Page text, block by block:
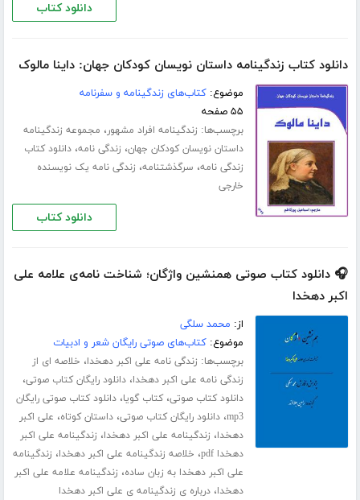
دانلود کتاب
دانلود کتاب زندگینامه داستان نویسان کودکان جهان: داینا مالوک
موضوع:کتاب‌های زندگینامه و سفرنامه
۵۵ صفحه
برچسب‌ها: زندگینامه افراد مشهور، مجموعه زندگینامه
داستان نویسان کودکان جهان، زندگی نامه،دانلود کتاب
زندگی نامه، سرگذشتنامه، زندگی نامه یک نویسنده
خارجی
دانلود کتاب
🎧 دانلود کتاب صوتی همنشین واژگان؛ شناخت نامه‌ی علامه علی
اکبر دهخدا
از: محمد سلگی
موضوع:کتاب‌های صوتی رایگان شعر و ادبیات
برچسب‌ها: زندگی نامه علی اکبر دهخدا، خلاصه ای از
زندگی نامه علی اکبر دهخدا،دانلود رایگان کتاب صوتی،
دانلود کتاب صوتی،کتاب گویا،دانلود کتاب صوتی رایگان
mp3،دانلود رایگان کتاب صوتی،داستان کوتاه، علی اکبر
دهخدا، زندگینامه علی اکبر دهخدا، زندگینامه علی اکبر
دهخدا pdf
، خلاصه زندگینامه علی اکبر دهخدا، زندگینامه
علی اکبر دهخدا به زبان ساده، زندگینامه علامه علی اکبر
دهخدا،درباره ی زندگینامه ی علی اکبر دهخدا